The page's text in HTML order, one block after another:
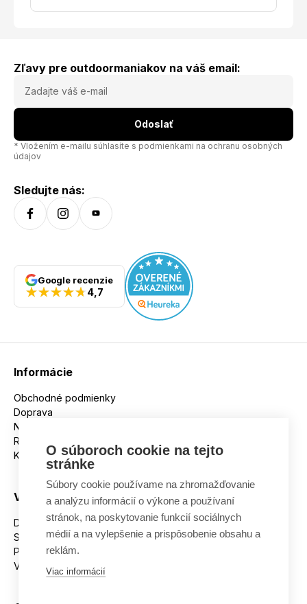
Zľavy pre outdoormaniakov na váš email:
Odoslať
* Vložením e-mailu súhlasíte s podmienkami na ochranu osobných
údajov
Sledujte nás:
Google recenzie
4,7
Informácie
Obchodné podmienky
Doprava
Nakupujeme na splátky
Reklamácie
Kontakt
Všetko o nákupe
Dostupnosť tovaru
Spracovanie osobných údajov
Platba
Výmena a vrátenie tovaru
O súboroch cookie na tejto
stránke
Súbory cookie používame na zhromažďovanie
a analýzu informácií o výkone a používaní
stránok, na poskytovanie funkcií sociálnych
médií a na vylepšenie a prispôsobenie obsahu a
reklám.
Viac informácií